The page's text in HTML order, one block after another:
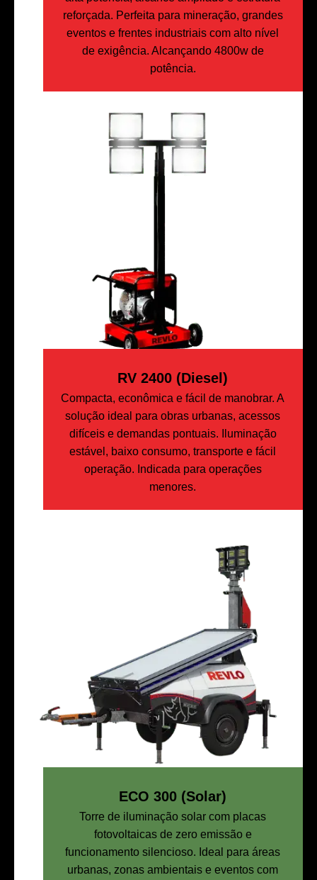
reforçada. Perfeita para mineração, grandes
eventos e frentes industriais com alto nível
de exigência. Alcançando 4800w de
potência.
RV 2400 (Diesel)
Compacta, econômica e fácil de manobrar. A
solução ideal para obras urbanas, acessos
difíceis e demandas pontuais. Iluminação
estável, baixo consumo, transporte e fácil
operação. Indicada para operações
menores.
ECO 300 (Solar)
Torre de iluminação solar com placas
fotovoltaicas de zero emissão e
funcionamento silencioso. Ideal para áreas
urbanas, zonas ambientais e eventos com